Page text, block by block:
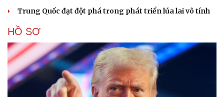
Trung Quốc đạt đột phá trong phát triển lúa lai vô tính
HỒ SƠ